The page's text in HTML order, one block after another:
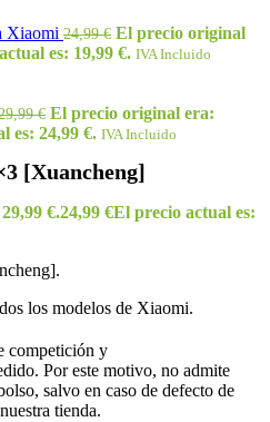
Xiaomi 24,99€ El precio original
es: 19,99 €. IVA Incluido
€ El precio original era:
es: 24,99 €. IVA Incluido
[Xuancheng]
€.24,99 €El precio actual es:
los modelos de Xiaomi.
competición y
Por este motivo, no admite
salvo en caso de defecto de
tienda.